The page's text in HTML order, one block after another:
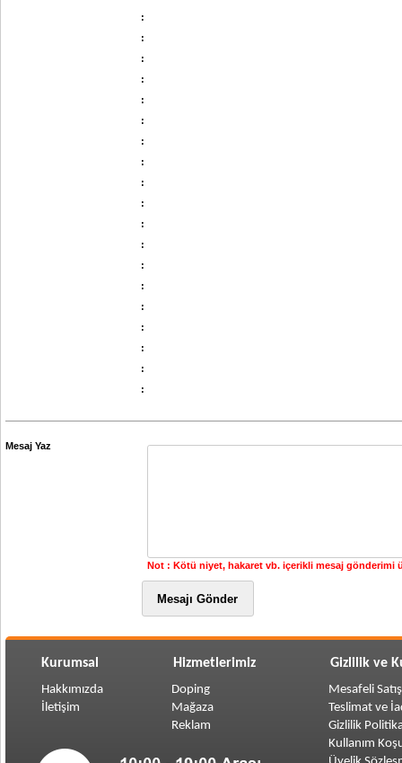
:
:
:
:
:
:
:
:
:
:
:
:
:
:
:
:
:
:
:
Mesaj Yaz
Not : Kötü niyet, hakaret vb. içerikli mesaj gönderimi
Kurumsal Hizmetlerimiz Gizlilik ve
Hakkımızda
İletişim
Doping
Mağaza
Reklam
Mesafeli
Teslimat ve
Gizlilik
Kullanım